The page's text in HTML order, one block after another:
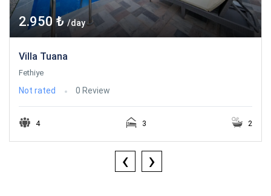
2.950 ₺/day
Villa Tuana
Fethiye
Not rated 0 Review
4 3 2
‹ ›